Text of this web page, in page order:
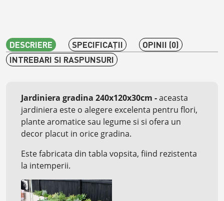
DESCRIERE SPECIFICAŢII
OPINII (0)
INTREBARI SI RASPUNSURI
Jardiniera gradina 240x120x30cm -aceasta
jardiniera este o alegere excelenta pentru flori,
plante aromatice sau legume si si ofera un
decor placut in orice gradina.
Este fabricata din tabla vopsita, fiind rezistenta
la intemperii.